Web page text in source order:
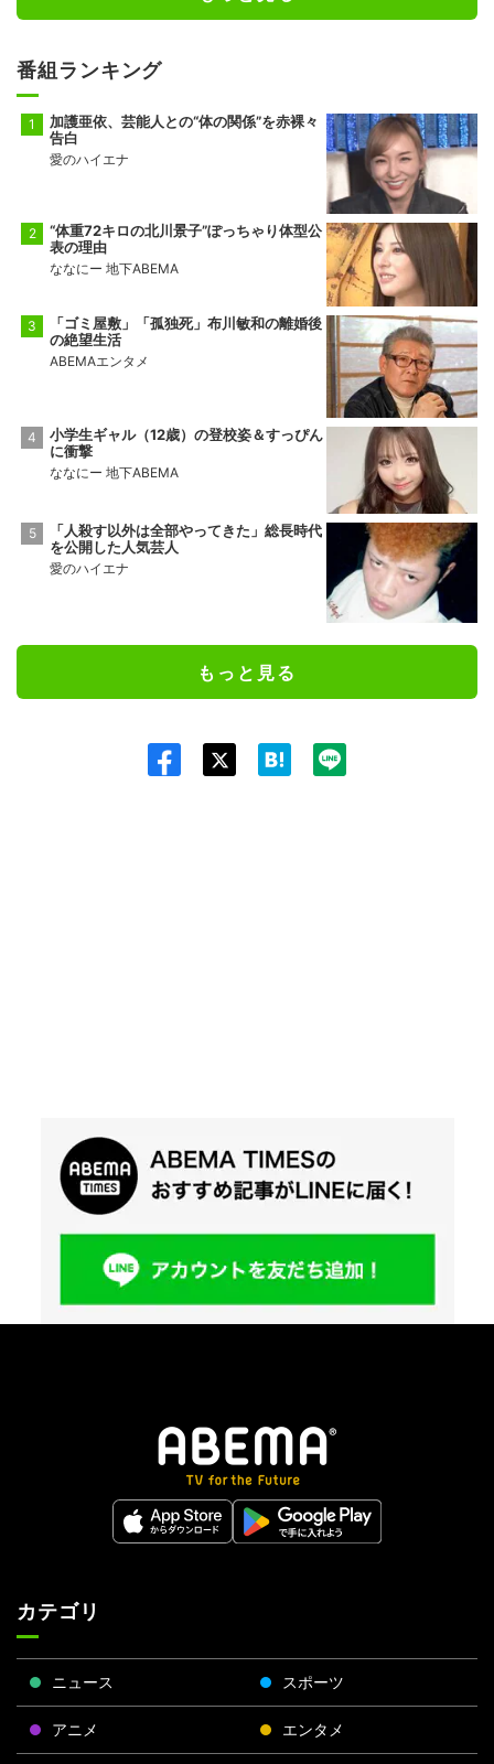
番組ランキング
加護亜依、芸能人との“体の関係”を赤裸々
告白
愛のハイエナ
“体重72キロの北川景子”ぽっちゃり体型公
表の理由
ななにー 地下ABEMA
「ゴミ屋敷」「孤独死」布川敏和の離婚後
の絶望生活
ABEMAエンタメ
小学生ギャル（12歳）の登校姿＆すっぴん
に衝撃
ななにー 地下ABEMA
「人殺す以外は全部やってきた」総長時代
を公開した人気芸人
愛のハイエナ
もっと見る
カテゴリ
ニュース スポーツ
アニメ エンタメ